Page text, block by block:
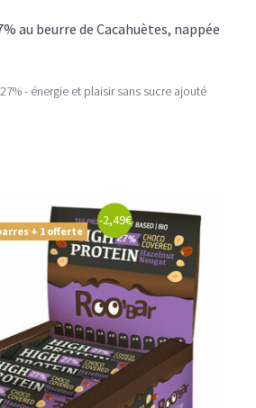
au beurre de Cacahuètes, nappée
- énergie et plaisir sans sucre ajouté
+ 1 offerte
-2,49€